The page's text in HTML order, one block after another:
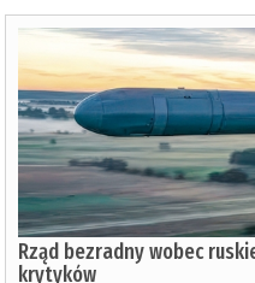
Rząd bezradny wobec
krytyków